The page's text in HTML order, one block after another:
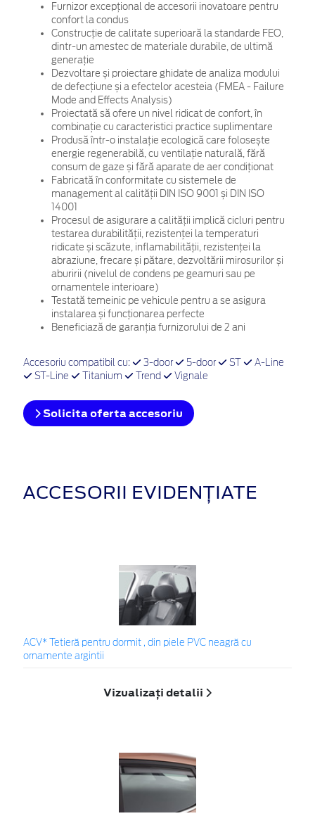
Furnizor excepțional de accesorii inovatoare pentru
confort la condus
Construcție de calitate superioară la standarde FEO,
dintr-un amestec de materiale durabile, de ultimă
generație
Dezvoltare și proiectare ghidate de analiza modului
de defecțiune și a efectelor acesteia (FMEA - Failure
Mode and Effects Analysis)
Proiectată să ofere un nivel ridicat de confort, în
combinație cu caracteristici practice suplimentare
Produsă într-o instalație ecologică care folosește
energie regenerabilă, cu ventilație naturală, fără
consum de gaze și fără aparate de aer condiționat
Fabricată în conformitate cu sistemele de
management al calității DIN ISO 9001 și DIN ISO
14001
Procesul de asigurare a calității implică cicluri pentru
testarea durabilității, rezistenței la temperaturi
ridicate și scăzute, inflamabilității, rezistenței la
abraziune, frecare și pătare, dezvoltării mirosurilor și
aburirii (nivelul de condens pe geamuri sau pe
ornamentele interioare)
Testată temeinic pe vehicule pentru a se asigura
instalarea și funcționarea perfecte
Beneficiază de garanția furnizorului de 2 ani
Accesoriu compatibil cu: 3-door 5-door ST
A-Line
ST-Line
Titanium Trend Vignale
Solicita oferta accesoriu
ACCESORII EVIDENȚIATE
ACV* Tetieră pentru dormit , din piele PVC neagră cu
ornamente argintii
Vizualizați detalii